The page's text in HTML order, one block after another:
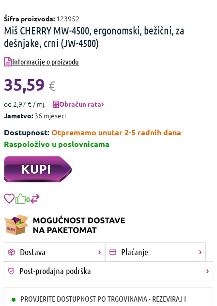
Šifra proizvoda: 123952
Miš CHERRY MW-4500, ergonomski, bežični, za
dešnjake, crni (JW-4500)
Informacije o proizvodu
35,59 €
od 2,97 € / mj.
Obračun rata
Jamstvo: 36 mjeseci
Dostupnost:Otpremamo unutar 2-5 radnih dana
Raspoloživo u poslovnicama
KUPI
0
Dostava
Plaćanje
Post-prodajna podrška
PROVJERITE DOSTUPNOST PO TRGOVINAMA - REZEVIRAJ I